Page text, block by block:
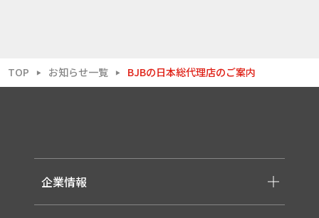
TOP ▶ お知らせ一覧 ▶ BJBの日本総代理店のご案内
企業情報
-メッセージ・理念